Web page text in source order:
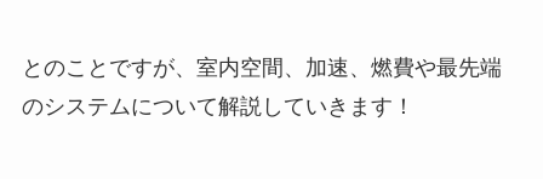
とのことですが、室内空間、加速、燃費や最先端
のシステムについて解説していきます！